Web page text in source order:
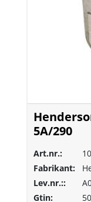
5A/290
Art.nr.:
Fabrikant:
Lev.nr.::
Gtin: